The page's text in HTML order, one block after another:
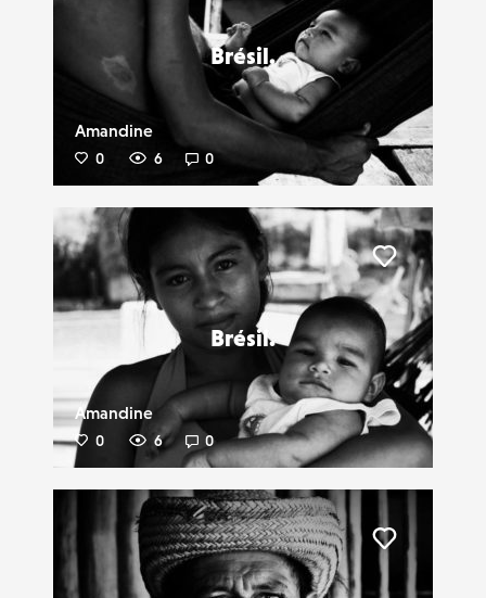
Brésil.
Amandine
0 6 0
Brésil.
Amandine
0 6 0
Liker